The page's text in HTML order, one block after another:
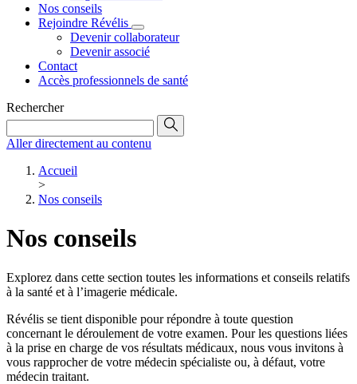
Nos conseils
Rejoindre Révélis
Devenir collaborateur
Devenir associé
Contact
Accès professionnels de santé
Rechercher
Aller directement au contenu
Accueil
>
Nos conseils
Nos conseils
Explorez dans cette section toutes les informations et conseils relatifs
à la santé et à l’imagerie médicale.
Révélis se tient disponible pour répondre à toute question
concernant le déroulement de votre examen. Pour les questions liées
à la prise en charge de vos résultats médicaux, nous vous invitons à
vous rapprocher de votre médecin spécialiste ou, à défaut, votre
médecin traitant.